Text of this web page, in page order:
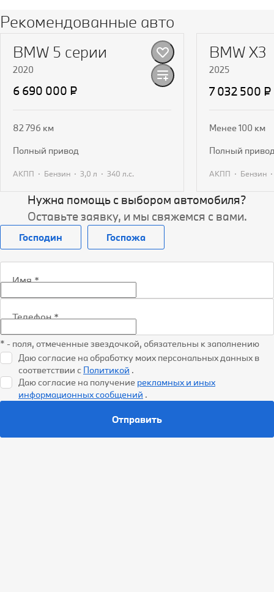
Рекомендованные авто
BMW 5 серии
2020
6 690 000 ₽
82 796 км
полный привод
АКПП · Бензин · 3,0 л · 340 л.с.
Получить предложение
BMW X3
2025
7 032 500 ₽
Менее 100 км
полный
АКПП · Бензин
Нужна помощь с выбором автомобиля?
Оставьте заявку, и мы свяжемся с вами.
Господин Госпожа
Имя*
Телефон*
* - поля, отмеченные звездочкой, обязательны к заполнению
Даю согласие на обработку моих персональных данных в
соответствии с Политикой .
Даю согласие на получение рекламных и иных
информационных сообщений .
Отправить